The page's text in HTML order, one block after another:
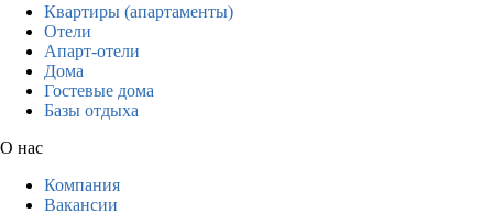
Квартиры (апартаменты)
Отели
Апарт-отели
Дома
Гостевые дома
Базы отдыха
О нас
Компания
Вакансии